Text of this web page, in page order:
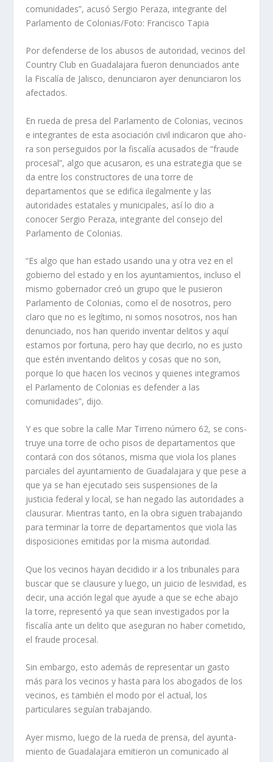
comunidades”, acusó Sergio Peraza, integrante del
Parlamento de Colonias/Foto: Francisco Tapia
Por defenderse de los abu­sos de autoridad, vecinos del
Country Club en Guadalajara fueron denunciados ante
la Fiscalía de Jalisco, denun­ciaron ayer denunciaron los
afectados.
En rueda de presa del Par­lamento de Colonias, vecinos
e integrantes de esta asocia­ción civil indicaron que aho­
ra son perseguidos por la fiscalía acusados de “fraude
procesal”, algo que acusaron, es una estrategia que se
da entre los constructores de una torre de
departamentos que se edifica ilegalmente y las
autoridades estatales y muni­cipales, así lo dio a
conocer Sergio Peraza, integrante del consejo del
Parlamento de Colonias.
“Es algo que han estado usando una y otra vez en el
gobierno del estado y en los ayuntamientos, incluso el
mismo gobernador creó un grupo que le pusieron
Parla­mento de Colonias, como el de nosotros, pero
claro que no es legítimo, ni somos no­sotros, nos han
denunciado, nos han querido inventar de­litos y aquí
estamos por for­tuna, pero hay que decirlo, no es justo
que estén inven­tando delitos y cosas que no son,
porque lo que hacen los vecinos y quienes integramos
el Parlamento de Colonias es defender a las
comunidades”, dijo.
Y es que sobre la calle Mar Tirreno número 62, se cons­
truye una torre de ocho pisos de departamentos que
contará con dos sótanos, misma que viola los planes
parciales del ayuntamiento de Guadalaja­ra y que pese a
que ya se han ejecutado seis suspensiones de la
justicia federal y local, se han negado las autoridades a
clausurar. Mientras tanto, en la obra siguen trabajando
para terminar la torre de departa­mentos que viola las
disposi­ciones emitidas por la misma autoridad.
Que los vecinos hayan de­cidido ir a los tribunales para
buscar que se clausure y lue­go, un juicio de lesividad, es
decir, una acción legal que ayude a que se eche abajo
la torre, representó ya que sean investigados por la
fiscalía ante un delito que aseguran no haber cometido,
el fraude procesal.
Sin embargo, esto además de representar un gasto
más para los vecinos y hasta para los abogados de los
vecinos, es también el modo por el ac­tual, los
particulares seguían trabajando.
Ayer mismo, luego de la rueda de prensa, del ayunta­
miento de Guadalajara emitie­ron un comunicado al